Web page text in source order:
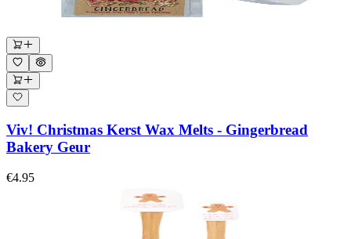
Viv! Christmas Kerst Wax Melts - Gingerbread
Bakery Geur
€4.95